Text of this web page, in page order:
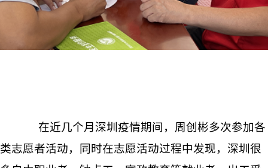
在近几个月深圳疫情期间，周创彬多次参加各
类志愿者活动，同时在志愿活动过程中发现，深圳很